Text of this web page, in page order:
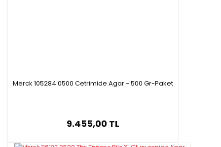
Merck 105284.0500 Cetrimide Agar - 500 Gr-Paket
9.455,00 TL